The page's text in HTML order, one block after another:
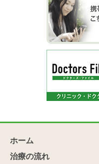
ホーム
治療の流れ